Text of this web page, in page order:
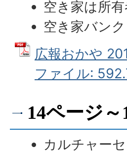
空き家は所
空き家バン
広報おかや
ファイル:
14ページ
カルチャー